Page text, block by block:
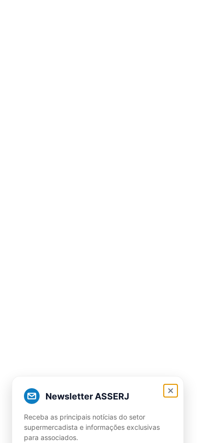
Newsletter ASSERJ
Receba as principais notícias do setor
supermercadista e informações exclusivas
para associados.